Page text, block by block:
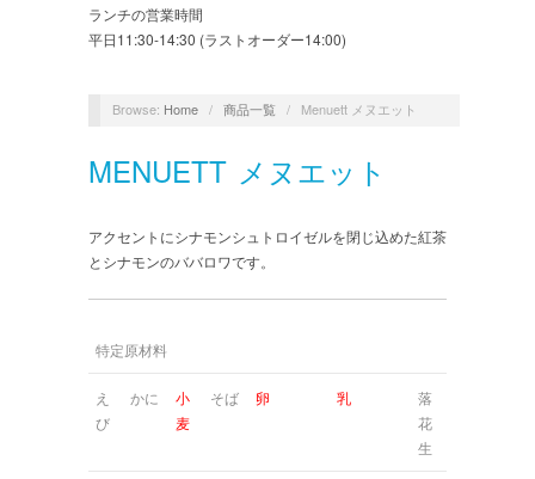
ランチの営業時間
平日11:30-14:30 (ラストオーダー14:00)
Browse: Home / 商品一覧 / Menuett メヌエット
MENUETT メヌエット
アクセントにシナモンシュトロイゼルを閉じ込めた紅茶
とシナモンのババロワです。
特定原材料
え
び
かに
小
麦
そば 卵 乳
落
花
生